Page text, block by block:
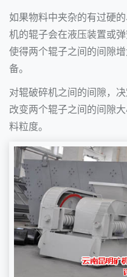
如果物料中夹杂的有过硬
机的辊子会在液压装置或
使得两个辊子之间的间隙
备。
对辊破碎机之间的间隙，
改变两个辊子之间的间隙
料粒度。